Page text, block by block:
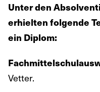
Unter den
erhielten folgende
ein Diplom:
Vetter.